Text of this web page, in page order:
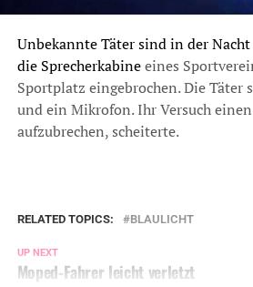
Unbekannte Täter sind in der
die Sprecherkabineeines
Sportplatz eingebrochen. Die Täter
und ein Mikrofon. Ihr Versuch
aufzubrechen, scheiterte.
RELATED TOPICS: BLAULICHT
UP NEXT
Moped-Fahrer leicht verletzt